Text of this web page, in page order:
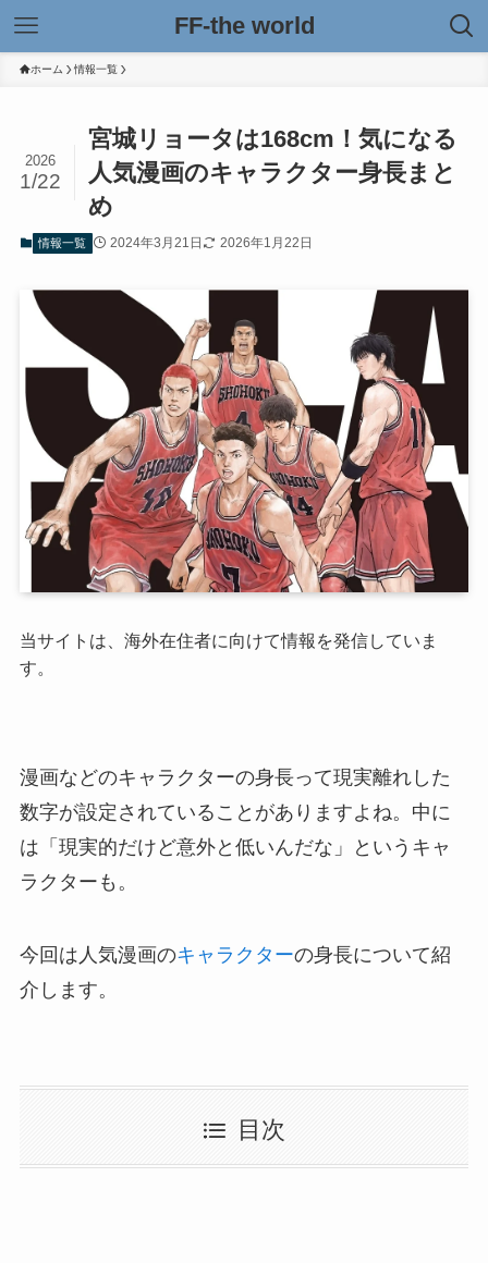
FF-the world
ホーム 情報一覧
宮城リョータは168cm！気になる
人気漫画のキャラクター身長まと
め
2026
1/22
情報一覧 2024年3月21日 2026年1月22日
当サイトは、海外在住者に向けて情報を発信していま
す。
漫画などのキャラクターの身長って現実離れした
数字が設定されていることがありますよね。中に
は「現実的だけど意外と低いんだな」というキャ
ラクターも。
今回は人気漫画のキャラクターの身長について紹
介します。
目次